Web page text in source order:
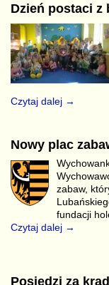
Dzień postaci z
Czytaj dalej →
Nowy plac
zabaw,
fundacji
Czytaj dalej →
Posiedzi za